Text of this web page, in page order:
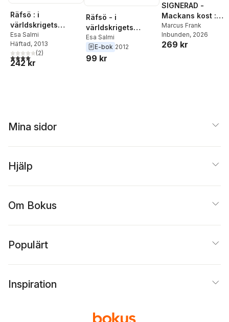
Räfsö : i
världskrigets
skugga
Esa Salmi
Häftad, 2013
4,0utav 5 stjärnor. Totalt antal röster:
(2)
242 kr
Räfsö - i
världskrigets
skugga
Esa Salmi
E-bok 2012
99 kr
SIGNERAD -
Mackans kost :
Middagar och
matlådor
Marcus Frank
Inbunden, 2026
269 kr
Mina sidor
Hjälp
Om Bokus
Populärt
Inspiration